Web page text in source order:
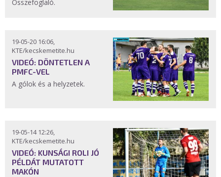
Összefoglaló.
19-05-20 16:06,
KTE/kecskemetite.hu
VIDEÓ: DÖNTETLEN A
PMFC-VEL
A gólok és a helyzetek.
19-05-14 12:26,
KTE/kecskemetite.hu
VIDEÓ: KUNSÁGI ROLI JÓ
PÉLDÁT MUTATOTT
MAKÓN